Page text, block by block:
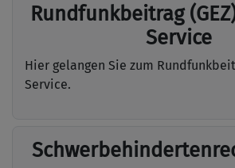
Rundfunk­beitrag
Service
Hier gelangen Sie zum
Service.